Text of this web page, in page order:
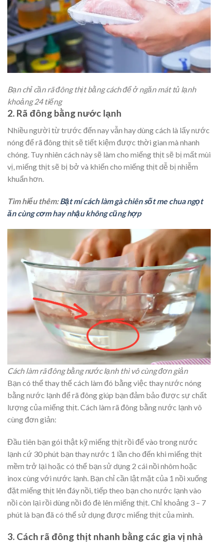
Bạn chỉ cần rã đông thịt bằng cách để ở ngăn mát tủ lạnh
khoảng 24 tiếng
2. Rã đông bằng nước lạnh
Nhiều người từ trước đến nay vẫn hay dùng cách là lấy nước
nóng để rã đông thịt sẽ tiết kiệm được thời gian mà nhanh
chóng. Tuy nhiên cách này sẽ làm cho miếng thịt sẽ bị mất mùi
vị, miếng thịt sẽ bị bở và khiến cho miếng thịt dễ bị nhiễm
khuẩn hơn.
Tìm hiểu thêm:Bật mí cách làm gà chiên sốt me chua ngọt
ăn cùng cơm hay nhậu không cũng hợp
Cách làm rã đông bằng nước lạnh thì vô cùng đơn giản
Bạn có thể thay thế cách làm đó bằng việc thay nước nóng
bằng nước lạnh để rã đông giúp bạn đảm bảo được sự chất
lượng của miếng thịt. Cách làm rã đông bằng nước lạnh vô
cùng đơn giản:
Đầu tiên bạn gói thật kỹ miếng thịt rồi để vào trong nước
lạnh cứ 30 phút bạn thay nước 1 lần cho đến khi miếng thịt
mềm trở lại hoặc có thể bạn sử dụng 2 cái nồi nhôm hoặc
inox cùng với nước lạnh. Bạn chỉ cần lật mặt của 1 nồi xuống
đặt miếng thịt lên đáy nồi, tiếp theo bạn cho nước lạnh vào
nồi còn lại rồi dùng nồi đó đè lên miếng thịt. Chỉ khoảng 3 – 7
phút là bạn đã có thể sử dụng được miếng thịt của mình.
3. Cách rã đông thịt nhanh bằng các gia vị nhà